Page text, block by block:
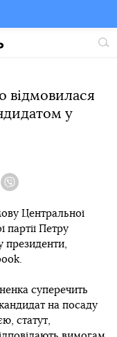
відмовилася
у
Центральної
партії Петру
президенти,
суперечить
на посаду
статут,